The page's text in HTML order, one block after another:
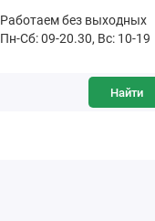
Работаем без выходных
Пн-Сб: 09-20.30, Вс: 10-19
Найти